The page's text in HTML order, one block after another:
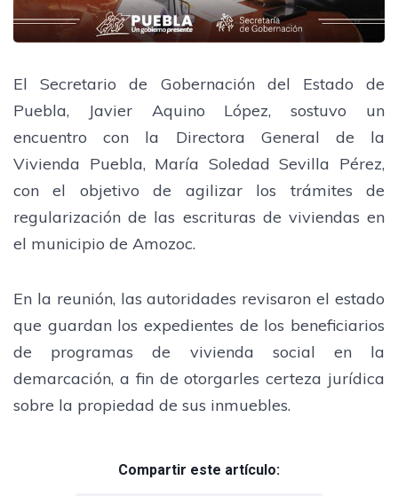
El Secretario de Gobernación del Estado de
Puebla, Javier Aquino López, sostuvo un
encuentro con la Directora General de la
Vivienda Puebla, María Soledad Sevilla Pérez,
con el objetivo de agilizar los trámites de
regularización de las escrituras de viviendas en
el municipio de Amozoc.
En la reunión, las autoridades revisaron el estado
que guardan los expedientes de los beneficiarios
de programas de vivienda social en la
demarcación, a fin de otorgarles certeza jurídica
sobre la propiedad de sus inmuebles.
Compartir este artículo: